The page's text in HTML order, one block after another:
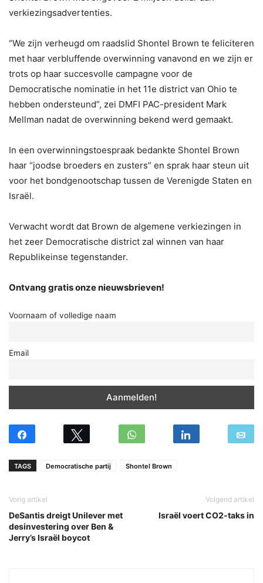
verkiezingsadvertenties.
“We zijn verheugd om raadslid Shontel Brown te feliciteren
met haar verbluffende overwinning vanavond en we zijn er
trots op haar succesvolle campagne voor de
Democratische nominatie in het 11e district van Ohio te
hebben ondersteund”, zei DMFI PAC-president Mark
Mellman nadat de overwinning bekend werd gemaakt.
In een overwinningstoespraak bedankte Shontel Brown
haar “joodse broeders en zusters” en sprak haar steun uit
voor het bondgenootschap tussen de Verenigde Staten en
Israël.
Verwacht wordt dat Brown de algemene verkiezingen in
het zeer Democratische district zal winnen van haar
Republikeinse tegenstander.
Ontvang gratis onze nieuwsbrieven!
Voornaam of volledige naam
Email
TAGS Democratische partij Shontel Brown
Vorig artikel
DeSantis dreigt Unilever met
desinvestering over Ben &
Jerry’s Israël boycot
Volgend artikel
Israël voert CO2-taks in